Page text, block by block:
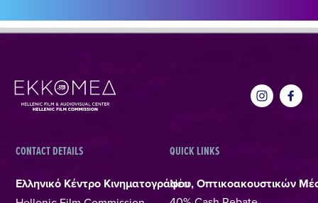
CONTACT DETAILS
Ελληνικό Κέντρο Κινηματογράφου, Οπτικοακουστικών
QUICK LINKS
Νέα